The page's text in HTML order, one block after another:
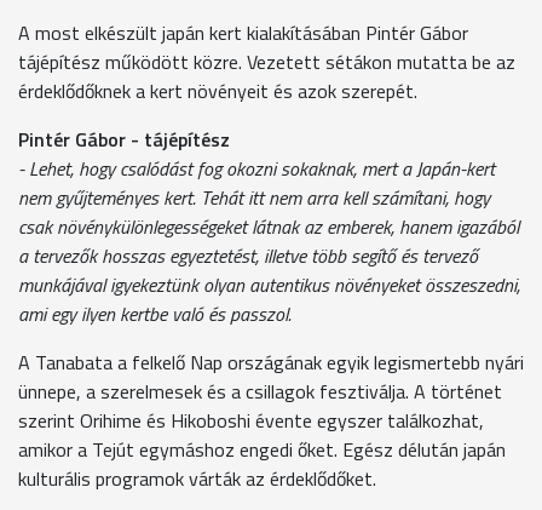
A most elkészült japán kert kialakításában Pintér Gábor
tájépítész működött közre. Vezetett sétákon mutatta be az
érdeklődőknek a kert növényeit és azok szerepét.
Pintér Gábor - tájépítész
- Lehet, hogy csalódást fog okozni sokaknak, mert a Japán-kert
nem gyűjteményes kert. Tehát itt nem arra kell számítani, hogy
csak növénykülönlegességeket látnak az emberek, hanem igazából
a tervezők hosszas egyeztetést, illetve több segítő és tervező
munkájával igyekeztünk olyan autentikus növényeket összeszedni,
ami egy ilyen kertbe való és passzol.
A Tanabata a felkelő Nap országának egyik legismertebb nyári
ünnepe, a szerelmesek és a csillagok fesztiválja. A történet
szerint Orihime és Hikoboshi évente egyszer találkozhat,
amikor a Tejút egymáshoz engedi őket. Egész délután japán
kulturális programok várták az érdeklődőket.